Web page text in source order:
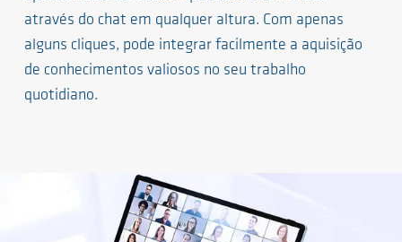
através do chat em qualquer altura. Com apenas
alguns cliques, pode integrar facilmente a aquisição
de conhecimentos valiosos no seu trabalho
quotidiano.